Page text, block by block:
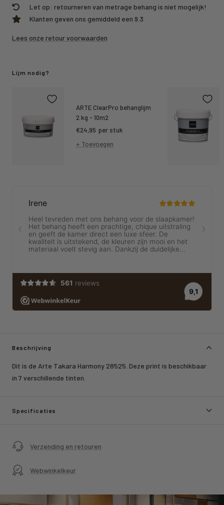
Let op: retourneren van metrage behang is niet mogelijk!
Klanten geven ons gemiddeld een 9.3
Lees onze retour voorwaarden
Beschrijving
Dit is de Arte Takara Harmony 28525. Deze print is beschikbaar
in 7 verschillende tinten.
Specificaties
Verzending en retouren
Webwinkelkeur
Lijm nodig?
ARTE ClearPro behanglijm
2 kg - 10m2
Kortings
prijs
€24,95 per stuk
+ Toevoegen